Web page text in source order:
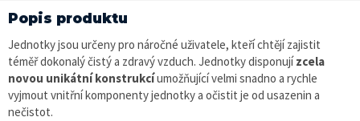
Popis produktu
Jednotky jsou určeny pro náročné uživatele, kteří chtějí zajistit
téměř dokonalý čistý a zdravý vzduch. Jednotky disponujízcela
novou unikátní konstrukcíumožňující velmi snadno a rychle
vyjmout vnitřní komponenty jednotky a očistit je od usazenin a
nečistot.